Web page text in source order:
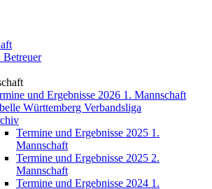
Betreuer
und Ergebnisse 2026 1. Mannschaft
Württemberg Verbandsliga
Termine und Ergebnisse 2025 1.
Mannschaft
Termine und Ergebnisse 2025 2.
Mannschaft
Termine und Ergebnisse 2024 1.